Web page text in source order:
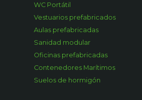
WC Portátil
Vestuarios prefabricados
Aulas prefabricadas
Sanidad modular
Oficinas prefabricadas
Contenedores Marítimos
Suelos de hormigón